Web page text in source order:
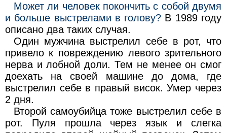
Может ли человек покончить с собой двумя
и больше выстрелами в голову? В 1989 году
описано два таких случая.
Один мужчина выстрелил себе в рот, что
привело к повреждению левого зрительного
нерва и лобной доли. Тем не менее он смог
доехать на своей машине до дома, где
выстрелил себе в правый висок. Умер через
2 дня.
Второй самоубийца тоже выстрелил себе в
рот. Пуля прошла через язык и слегка